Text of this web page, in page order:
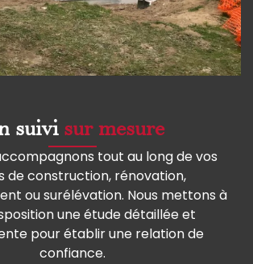
suivisur mesure
tout au long de vos
de construction, rénovation,
ou surélévation. Nous mettons à
une étude détaillée et
pour établir une relation de
confiance.